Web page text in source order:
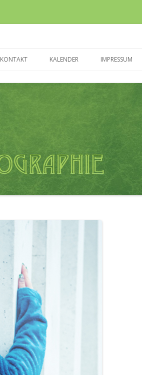
KONTAKT KALENDER IMPRESSUM